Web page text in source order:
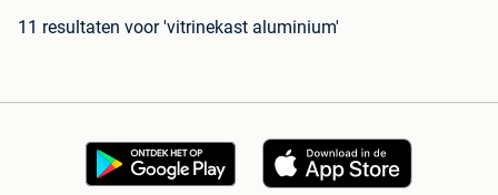
11 resultaten voor 'vitrinekast aluminium'